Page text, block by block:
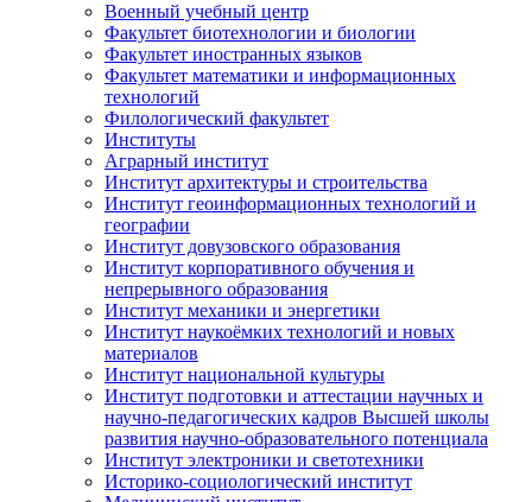
Военный учебный центр
Факультет биотехнологии и биологии
Факультет иностранных языков
Факультет математики и информационных
технологий
Филологический факультет
Институты
Аграрный институт
Институт архитектуры и строительства
Институт геоинформационных технологий и
географии
Институт довузовского образования
Институт корпоративного обучения и
непрерывного образования
Институт механики и энергетики
Институт наукоёмких технологий и новых
материалов
Институт национальной культуры
Институт подготовки и аттестации научных и
научно-педагогических кадров Высшей школы
развития научно-образовательного потенциала
Институт электроники и светотехники
Историко-социологический институт